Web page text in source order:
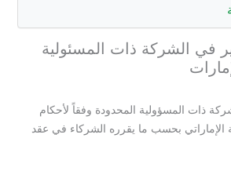
في الشركة ذات المسئولية
ذات المسؤولية المحدودة وفقاً لأحكام
الإماراتي بحسب ما يقرره الشركاء في عقد